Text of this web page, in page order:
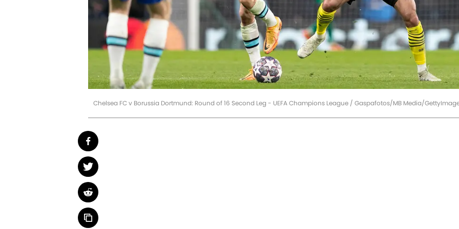
Chelsea FC v Borussia Dortmund: Round of 16 Second Leg - UEFA Champions League / Gaspafotos/MB Media/